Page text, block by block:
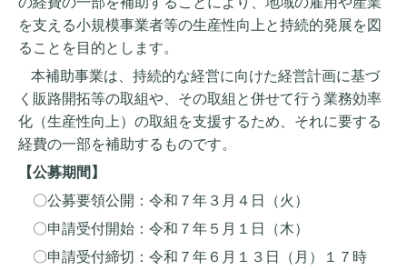
を支える小規模事業者等の生産性向上と持続的発展を図
ることを目的とします。
本補助事業は、持続的な経営に向けた経営計画に基づ
く販路開拓等の取組や、その取組と併せて行う業務効率
化（生産性向上）の取組を支援するため、それに要する
経費の一部を補助するものです。
【公募期間】
〇公募要領公開：令和７年３月４日（火）
〇申請受付開始：令和７年５月１日（木）
〇申請受付締切：令和７年６月１３日（月）１７時